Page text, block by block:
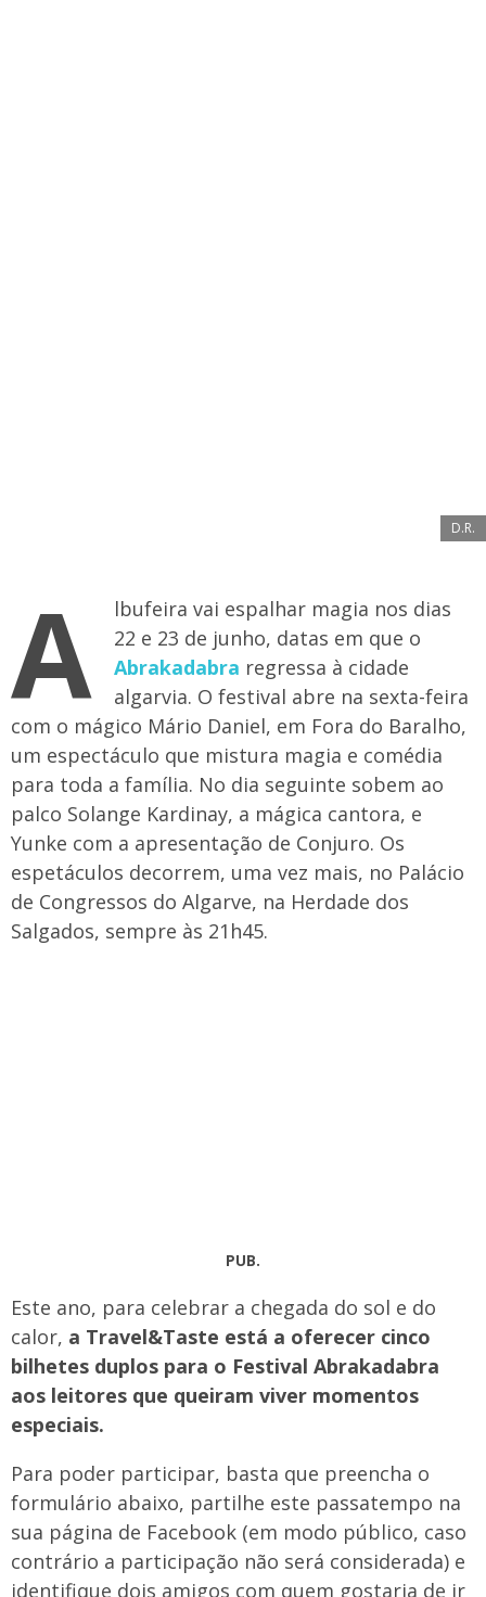
D.R.
A
lbufeira vai espalhar magia nos dias
22 e 23 de junho, datas em que o
Abrakadabra regressa à cidade
algarvia. O festival abre na sexta-feira
com o mágico Mário Daniel, em Fora do Baralho,
um espectáculo que mistura magia e comédia
para toda a família. No dia seguinte sobem ao
palco Solange Kardinay, a mágica cantora, e
Yunke com a apresentação de Conjuro. Os
espetáculos decorrem, uma vez mais, no Palácio
de Congressos do Algarve, na Herdade dos
Salgados, sempre às 21h45.
PUB.
Este ano, para celebrar a chegada do sol e do
calor, a Travel&Taste está a oferecer cinco
bilhetes duplos para o Festival Abrakadabra
aos leitores que queiram viver momentos
especiais.
Para poder participar, basta que preencha o
formulário abaixo, partilhe este passatempo na
sua página de Facebook (em modo público, caso
contrário a participação não será considerada) e
identifique dois amigos com quem gostaria de ir